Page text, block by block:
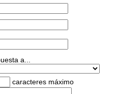
a...
caracteres máximo